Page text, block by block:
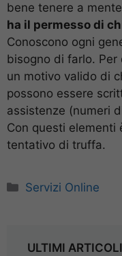
bene tenere a
ha il permesso di
Conoscono ogni
bisogno di farlo.
un motivo valido di
possono essere
assistenze (numeri
Con questi elementi
tentativo di truffa.
Categorie
Servizi Online
ULTIMI ARTICOLI